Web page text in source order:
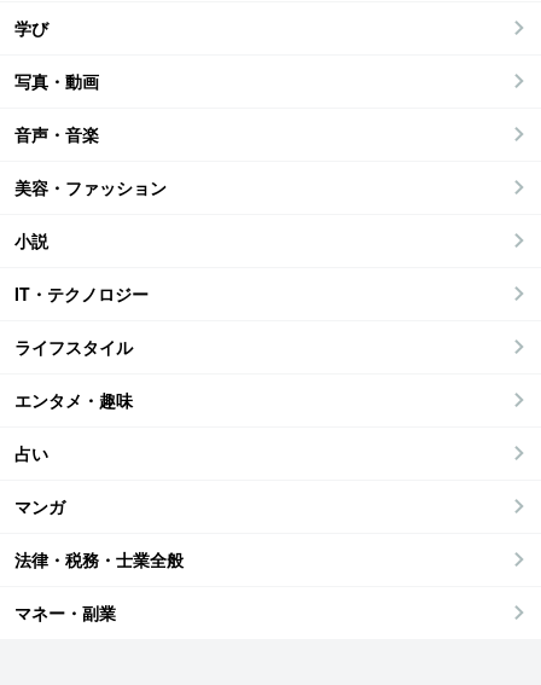
学び
写真・動画
音声・音楽
美容・ファッション
小説
IT・テクノロジー
ライフスタイル
エンタメ・趣味
占い
マンガ
法律・税務・士業全般
マネー・副業